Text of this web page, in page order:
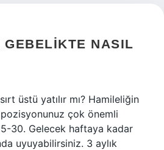
GEBELIKTE NASIL
üstü yatılır mı? Hamileliğin
pozisyonunuz çok önemli
30. Gelecek haftaya kadar
uyuyabilirsiniz. 3 aylık